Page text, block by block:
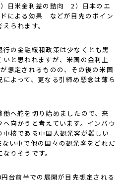
日米金利差の動向 2）日本のエ
による効果 などが目先のポイン
られます。
の金融緩和政策は少なくとも黒
と思われますが、米国の金利上
想定されるものの、その後の米国
よって、更なる引締め懸念は薄ら
へ舵を切り始めましたので、来
向かうと考えています。インバウ
核である中国人観光客が難しい
い中で他の国々の観光客をどれだ
りそうです。
台前半での展開が目先想定される